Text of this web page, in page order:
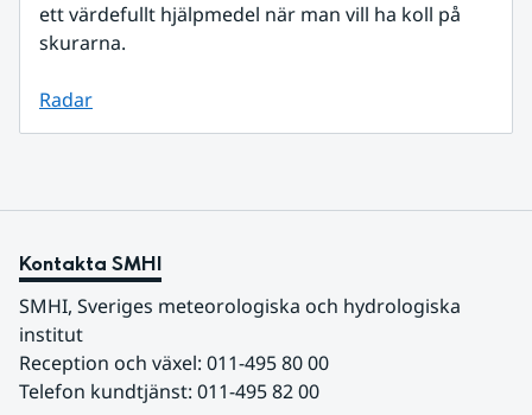
ett värdefullt hjälpmedel när man vill ha koll på
skurarna.
Radar
Kontakta SMHI
SMHI, Sveriges meteorologiska och hydrologiska
institut
Reception och växel: 011-495 80 00
Telefon kundtjänst: 011-495 82 00